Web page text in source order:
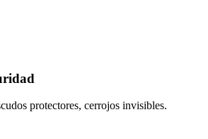
protectores, cerrojos invisibles.